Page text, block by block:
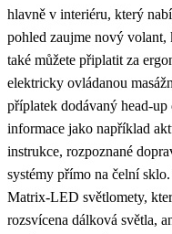
hlavně v interiéru, který
pohled zaujme nový
také můžete připlatit za
elektricky ovládanou
příplatek dodávaný head-
informace jako například
instrukce, rozpoznané
systémy přímo na čelní
Matrix-LED světlomety,
rozsvícena dálková světla,